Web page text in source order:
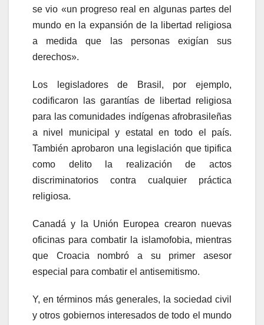
se vio «un progreso real en algunas partes del
mundo en la expansión de la libertad religiosa
a medida que las personas exigían sus
derechos».
Los legisladores de Brasil, por ejemplo,
codificaron las garantías de libertad religiosa
para las comunidades indígenas afrobrasileñas
a nivel municipal y estatal en todo el país.
También aprobaron una legislación que tipifica
como delito la realización de actos
discriminatorios contra cualquier práctica
religiosa.
Canadá y la Unión Europea crearon nuevas
oficinas para combatir la islamofobia, mientras
que Croacia nombró a su primer asesor
especial para combatir el antisemitismo.
Y, en términos más generales, la sociedad civil
y otros gobiernos interesados de todo el mundo